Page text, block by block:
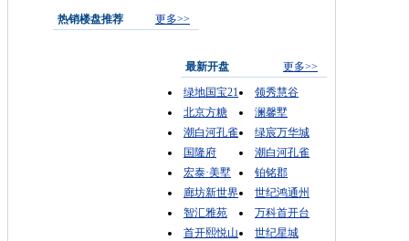
热销楼盘推荐 更多>>
最新开盘
更多>>
绿地国宝21
领秀慧谷
北京方糖
澜馨墅
潮白河孔雀
绿宸万华城
国隆府
潮白河孔雀
宏泰·美墅
铂铭郡
廊坊新世界
世纪鸿通州
智汇雅苑
万科首开台
首开熙悦山
世纪星城